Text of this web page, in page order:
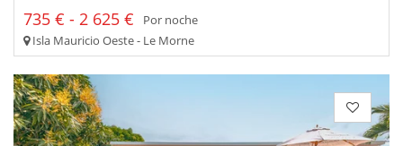
735 € - 2 625 €
Por noche
Isla Mauricio Oeste - Le Morne